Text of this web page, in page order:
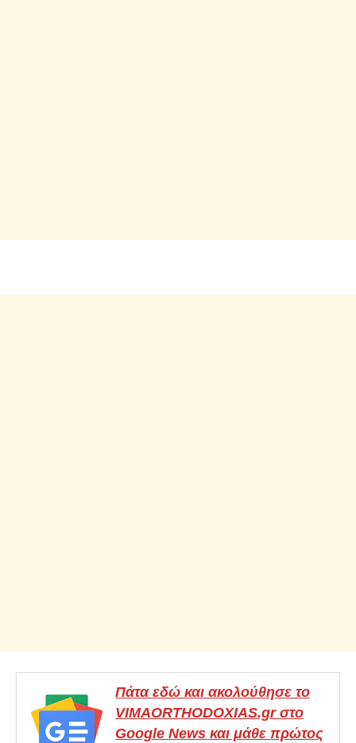
Πάτα εδώ και ακολούθησε το
VIMAORTHODOXIAS.gr στο
Google News και μάθε πρώτος